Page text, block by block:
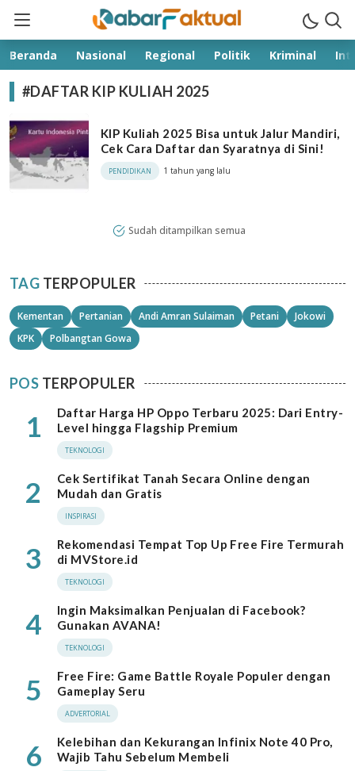
kabarfaktual.com
Terpercaya
Beranda Nasional Regional Politik Kriminal
#DAFTAR KIP KULIAH 2025
KIP Kuliah 2025 Bisa untuk Jalur Mandiri,
Cek Cara Daftar dan Syaratnya di Sini!
PENDIDIKAN 1 tahun yang lalu
Sudah ditampilkan semua
TAG TERPOPULER
Kementan Pertanian Andi Amran Sulaiman Petani
Jokowi
KPK
Polbangtan Gowa
POS TERPOPULER
1
Daftar Harga HP Oppo Terbaru 2025: Dari Entry-
Level hingga Flagship Premium
TEKNOLOGI
2
Cek Sertifikat Tanah Secara Online dengan
Mudah dan Gratis
INSPIRASI
3
Rekomendasi Tempat Top Up Free Fire Termurah
di MVStore.id
TEKNOLOGI
4
Ingin Maksimalkan Penjualan di Facebook?
Gunakan AVANA!
TEKNOLOGI
5
Free Fire: Game Battle Royale Populer dengan
Gameplay Seru
ADVERTORIAL
6
Kelebihan dan Kekurangan Infinix Note 40 Pro,
Wajib Tahu Sebelum Membeli